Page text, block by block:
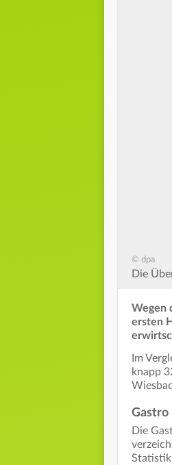
© dpa
Die
Wegen
ersten
Im
knapp
Gastro
Die
Statistik